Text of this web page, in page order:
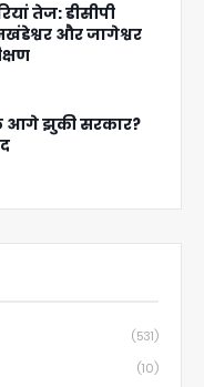
तेज: डीसीपी
और जागेश्वर
आगे झुकी सरकार?
(531)
(10)